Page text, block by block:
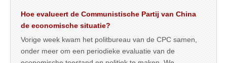
Hoe evalueert de Communistische Partij van China
de economische situatie?
Vorige week kwam het politbureau van de CPC samen,
onder meer om een periodieke evaluatie van de